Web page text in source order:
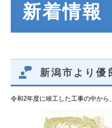
新着情報
新潟市より優
令和2年度に竣工した工事の中から